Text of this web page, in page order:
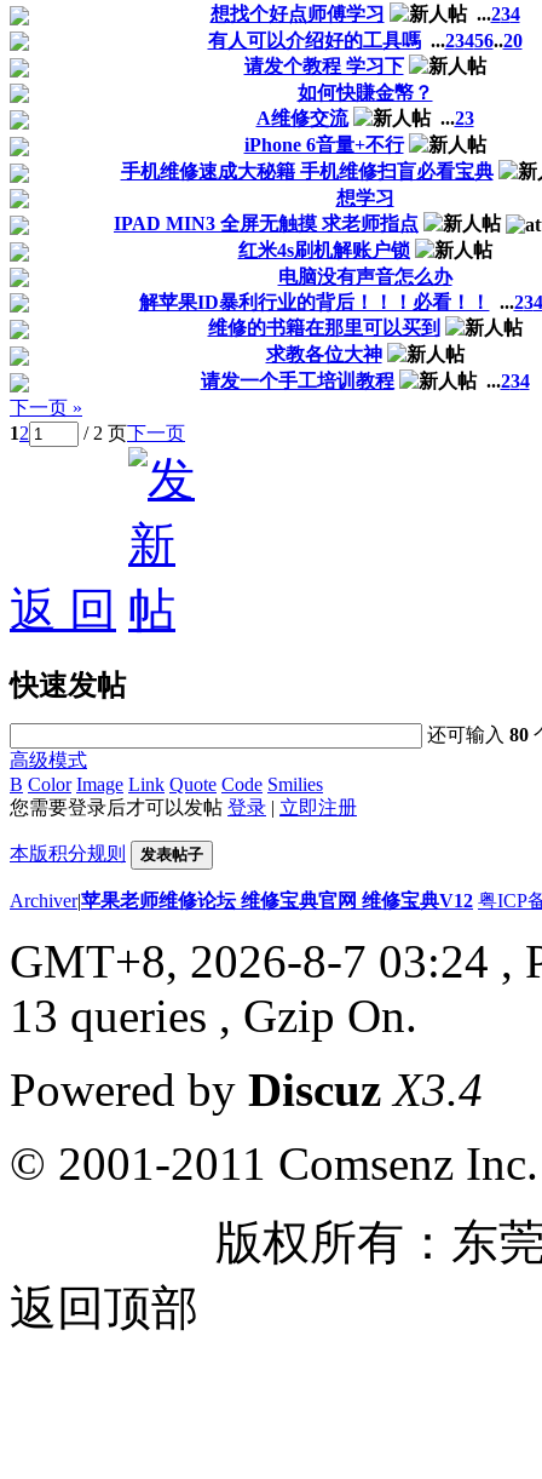
想找个好点师傅学习
...234
有人可以介绍好的工具嗎 ...23456..20
请发个教程 学习下
如何快賺金幤？
A维修交流
...23
iPhone 6音量+不行
手机维修速成大秘籍 手机维修扫盲必看宝典
想学习
IPAD MIN3 全屏无触摸 求老师指点
红米4s刷机解账户锁
电脑没有声音怎么办
解苹果ID暴利行业的背后！！！必看！！
...234
维修的书籍在那里可以买到
求教各位大神
请发一个手工培训教程
...234
下一页 »
12 / 2 页下一页
返 回
快速发帖
还可输入80
高级模式
B Color Image Link Quote Code Smilies
您需要登录后才可以发帖 登录 | 立即注册
本版积分规则 发表帖子
Archiver|苹果老师维修论坛 维修宝典官网 维修宝典V12 粤ICP
GMT+8, 2026-8-7 03:24 ,
13 queries , Gzip On.
Powered by Discuz X3.4
© 2001-2011 Comsenz Inc.
版权所有：东
返回顶部